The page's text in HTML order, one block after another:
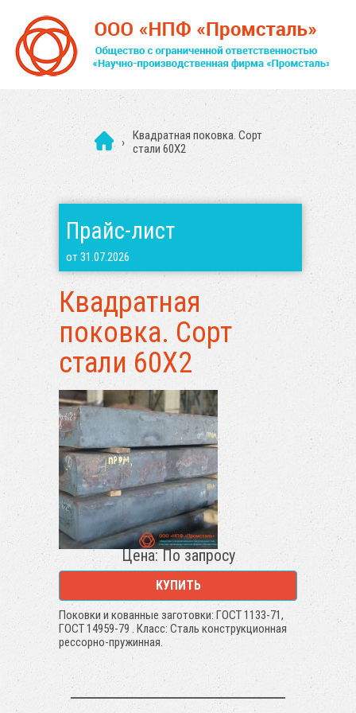
› Квадратная поковка. Сорт
стали 60Х2
Прайс-лист
от 31.07.2026
Квадратная
поковка. Сорт
стали 60Х2
Цена: По запросу
КУПИТЬ
Поковки и кованные заготовки: ГОСТ 1133-71,
ГОСТ 14959-79 . Класс: Сталь конструкционная
рессорно-пружинная.